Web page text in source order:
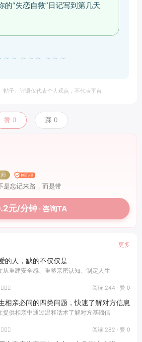
的“失恋自救”日记写到第几天
～～ ～～～ ～～～
帖子、评语仅代表个人观点，不代表平台
赞 0 踩 0
是忘记来路，而是带
元/分钟· 咨询TA
更多
的人，缺的不仅仅是
从重建安全感、重塑亲密认知、制定人生
 阅读 244 · 赞 0
相亲必问的四类问题，快速了解对方信息
提供相亲中通过温和话术了解对方基础信
 阅读 282 · 赞 0